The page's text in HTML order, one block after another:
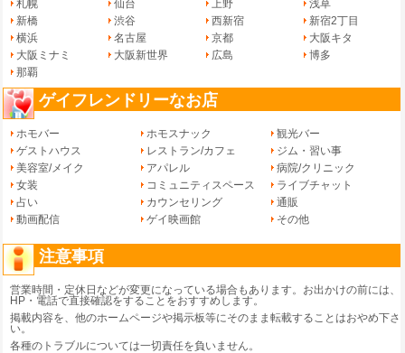
札幌 仙台 上野
浅草
新橋
渋谷 西新宿
新宿2丁目
横浜
名古屋 京都
大阪キタ
大阪ミナミ
大阪新世界 広島
博多
那覇
ゲイフレンドリーなお店
ホモバー ホモスナック
観光バー
ゲストハウス
レストラン/カフェ
ジム・習い事
美容室/メイク
アパレル
病院/クリニック
女装
コミュニティスペース
ライブチャット
占い
カウンセリング
通販
動画配信
ゲイ映画館 その他
注意事項
営業時間・定休日などが変更になっている場合もあります。お出かけの前には、
HP・電話で直接確認をすることをおすすめします。
掲載内容を、他のホームページや掲示板等にそのまま転載することはおやめ下さ
い。
各種のトラブルについては一切責任を負いません。